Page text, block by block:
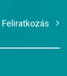
Feliratkozás